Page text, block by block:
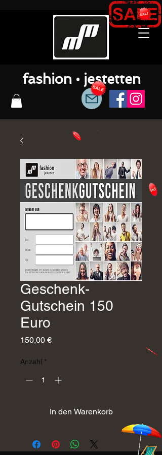
fashion • jestetten
Geschenk-
Gutschein 150
Euro
150,00 €Preis
Anzahl *
In den Warenkorb